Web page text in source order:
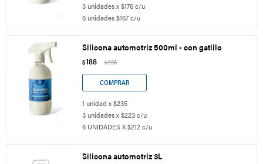
3 unidades x $176 c/u
6 unidades $167 c/u
Silicona automotriz 500ml - con gatillo
$188 $235
1 unidad x $235
3 unidades x $223 c/u
6 UNIDADES X $212 c/u
Silicona automotriz 3L